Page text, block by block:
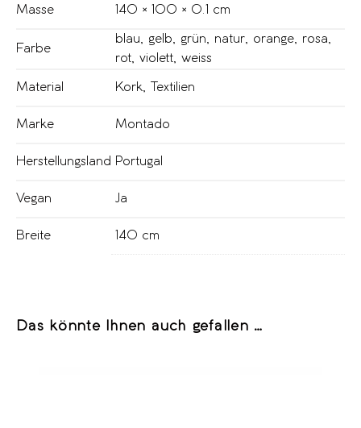
Masse 140 × 100 × 0.1 cm
Farbe
blau gelb grün natur orange rosa
rot
violett weiss
Material Kork Textilien
Marke Montado
Herstellungsland Portugal
Vegan Ja
Breite 140 cm
Das könnte Ihnen auch gefallen …